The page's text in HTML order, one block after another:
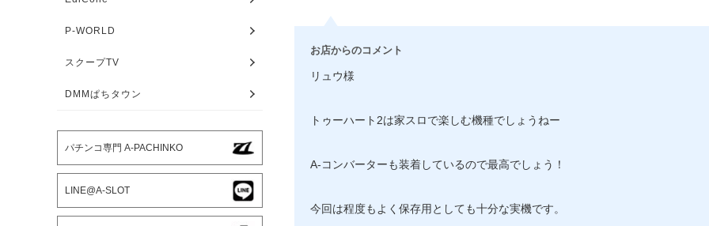
お店からのコメント
リュウ様
トゥーハート2は家スロで楽しむ機種でしょうねー
A-コンバーターも装着しているので最高でしょう！
今回は程度もよく保存用としても十分な実機です。
P-WORLD
スクープTV
DMMぱちタウン
パチンコ専門 A-PACHINKO
LINE@A-SLOT